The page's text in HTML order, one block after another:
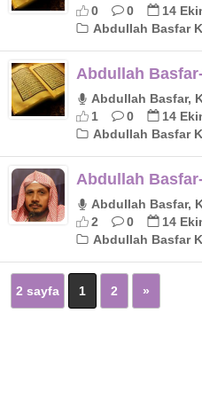
0
0
14
Abdullah Basfar
Abdullah
Abdullah Basfar,
1
0
14
Abdullah Basfar
Abdullah
Abdullah Basfar,
2
0
14
Abdullah Basfar
2 sayfa 1 2 »